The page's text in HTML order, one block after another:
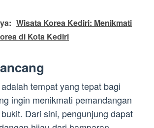
Wisata Korea Kediri: Menikmati
di Kota Kediri
tempat yang tepat bagi
ingin menikmati pemandangan
Dari sini, pengunjung dapat